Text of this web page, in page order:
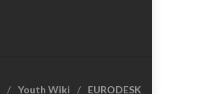
Youth Wiki EURODESK